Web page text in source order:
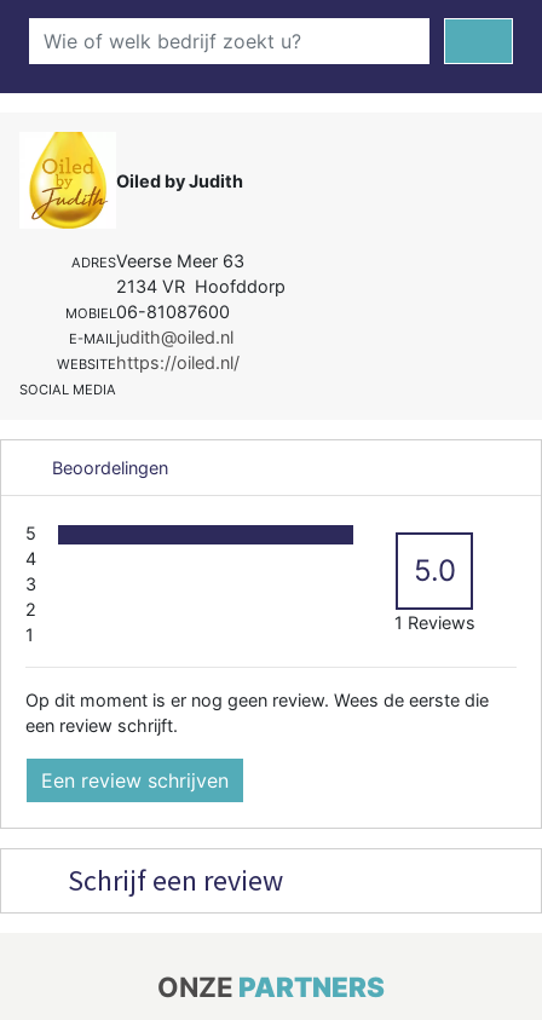
Oiled by Judith
ADRESVeerse Meer 63
2134 VR Hoofddorp
MOBIEL06-81087600
E-MAILjudith@oiled.nl
WEBSITEhttps://oiled.nl/
SOCIAL MEDIA
Beoordelingen
5
4
3
2
1
5.0
1 Reviews
Op dit moment is er nog geen review. Wees de eerste die
een review schrijft.
Een review schrijven
Schrijf een review
ONZE PARTNERS